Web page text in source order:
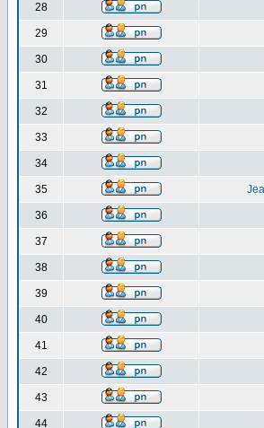
28
29
30
31
32
33
34
35
36
37
38
39
40
41
42
43
44